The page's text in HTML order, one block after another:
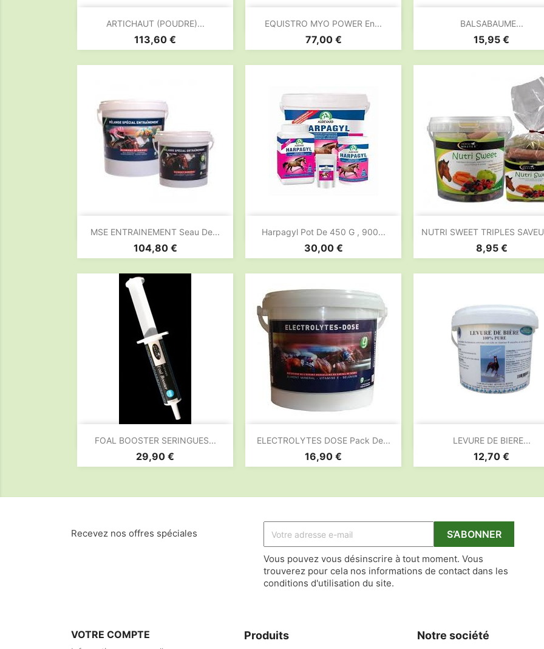
ARTICHAUT (POUDRE)...
Prix
113,60 €
Aperçu rapide EQUISTRO MYO POWER En...
Prix
77,00 €
Aperçu rapide BALSABAUME...
Prix
15,95 €
Aperçu rapide
MSE ENTRAINEMENT Seau De...
Prix
104,80 €
Aperçu rapide Harpagyl Pot De 450 G , 900...
Prix
30,00 €
Aperçu rapide NUTRI SWEET TRIPLES
Prix
8,95 €
Aperçu rapide
FOAL BOOSTER SERINGUES...
Prix
29,90 €
Aperçu rapide ELECTROLYTES DOSE Pack De...
Prix
16,90 €
Aperçu rapide LEVURE DE BIERE...
Prix
12,70 €
Aperçu rapide
Recevez nos offres spéciales
Vous pouvez vous désinscrire à tout moment. Vous
trouverez pour cela nos informations de contact dans les
conditions d'utilisation du site.
VOTRE COMPTE Produits Notre société